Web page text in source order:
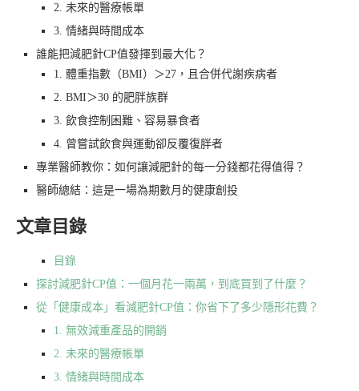
2. 未來的醫療帳單
3. 情緒與時間成本
誰能把減肥針CP值發揮到最大化？
1. 體重指數（BMI）＞27，且合併代謝疾病者
2. BMI＞30 的肥胖族群
3. 飲食控制困難、容易暴食者
4. 曾嘗試飲食與運動卻反覆復胖者
專業醫師教你：如何讓減肥針的每一分錢都花得值得？
醫師總結：這是一場為期數月的健康創投
文章目錄
目錄
探討減肥針CP值：一個月花一兩萬，到底買到了什麼？
從「健康成本」看減肥針CP值：你省下了多少隱形花費？
1. 無效減重產品的開銷
2. 未來的醫療帳單
3. 情緒與時間成本